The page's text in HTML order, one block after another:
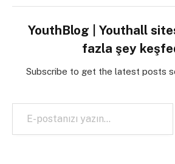
YouthBlog | Youthall
fazla şey
Subscribe to get the latest posts
E-postanızı yazın…